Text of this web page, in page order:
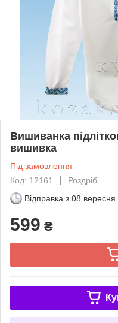
Вишиванка
вишивка
Під замовлення
Код: 12161
Роздріб
Відправка з 08 вересня
599 ₴